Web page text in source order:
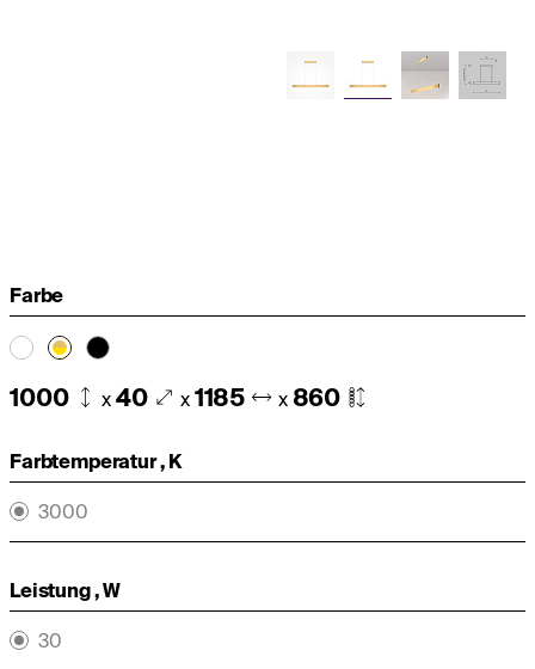
Farbe
1000 x 40 x 1185 x 860
Farbtemperatur , K
3000
Leistung , W
30